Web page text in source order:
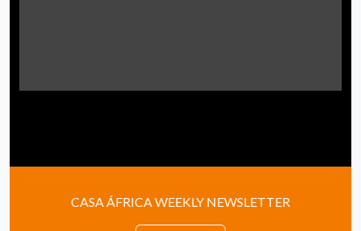
CASA ÁFRICA WEEKLY NEWSLETTER